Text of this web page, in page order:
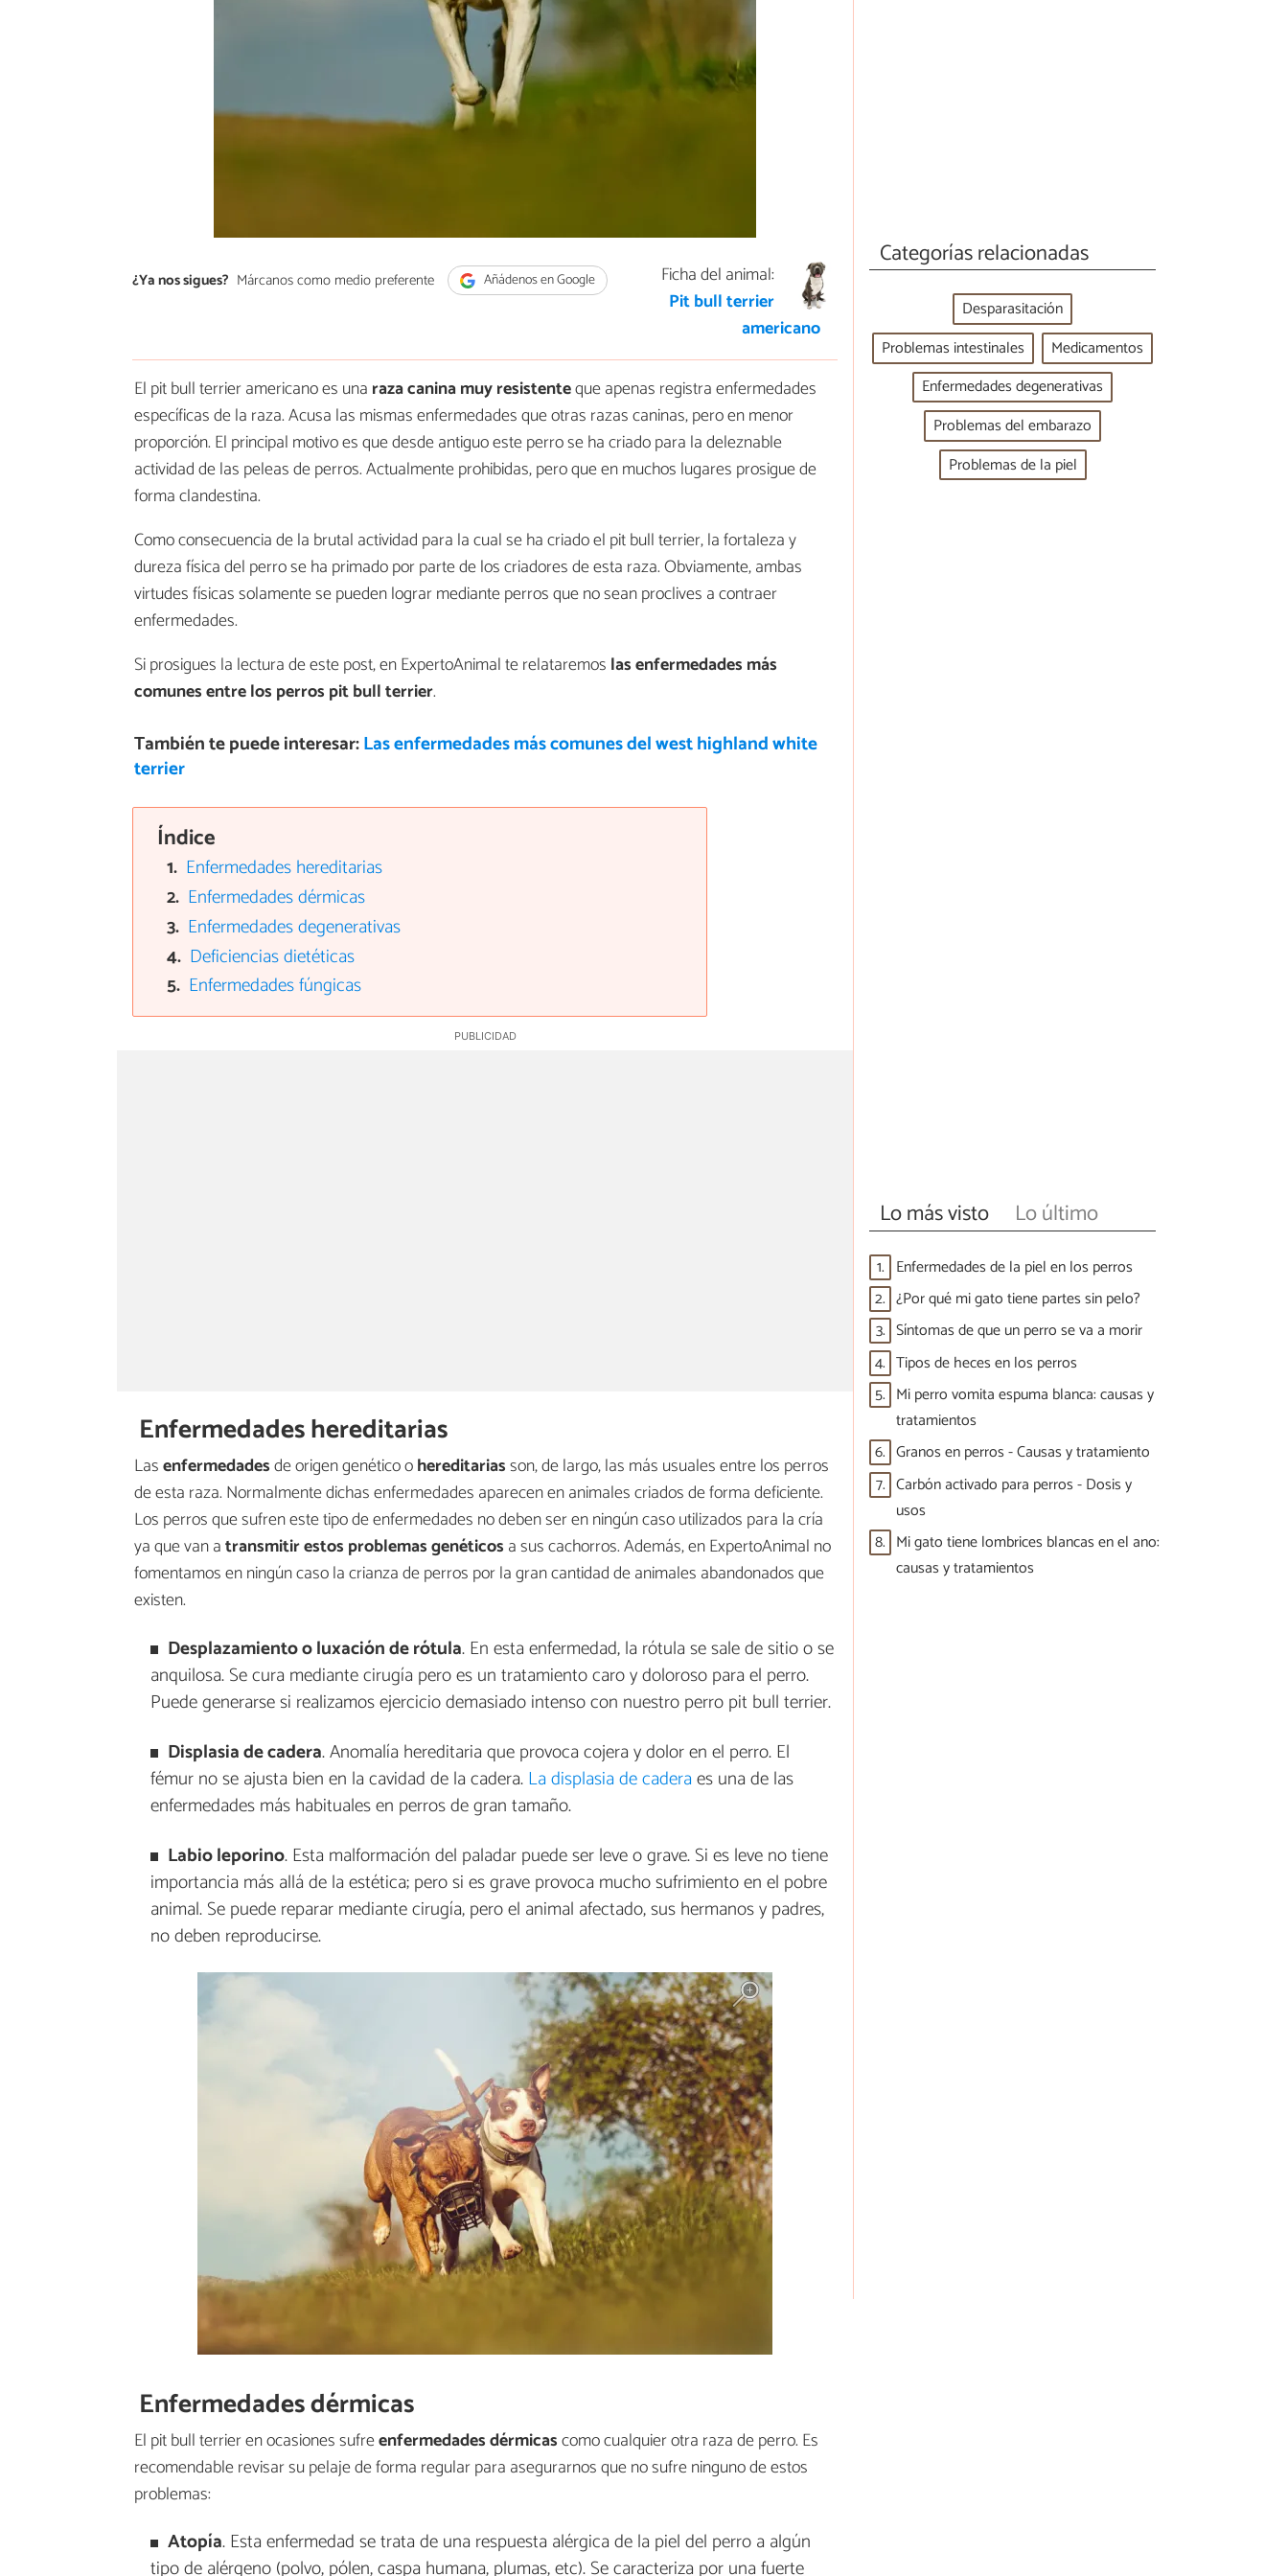
¿Ya nos sigues? Márcanos como medio preferente Añádenos en Google
Ficha del animal:
Pit bull terrier
americano
El pit bull terrier americano es una raza canina muy resistenteque apenas registra enfermedades
específicas de la raza. Acusa las mismas enfermedades que otras razas caninas, pero en menor
proporción. El principal motivo es que desde antiguo este perro se ha criado para la deleznable
actividad de las peleas de perros. Actualmente prohibidas, pero que en muchos lugares prosigue de
forma clandestina.
Como consecuencia de la brutal actividad para la cual se ha criado el pit bull terrier, la fortaleza y
dureza física del perro se ha primado por parte de los criadores de esta raza. Obviamente, ambas
virtudes físicas solamente se pueden lograr mediante perros que no sean proclives a contraer
enfermedades.
Si prosigues la lectura de este post, en ExpertoAnimal te relataremos las enfermedades más
comunes entre los perros pit bull terrier.
También te puede interesar:Las enfermedades más comunes del west highland white
terrier
Índice
Enfermedades hereditarias
Enfermedades dérmicas
Enfermedades degenerativas
Deficiencias dietéticas
Enfermedades fúngicas
Enfermedades hereditarias
Lasenfermedadesde origen genético ohereditariasson, de largo, las más usuales entre los perros
de esta raza. Normalmente dichas enfermedades aparecen en animales criados de forma deficiente.
Los perros que sufren este tipo de enfermedades no deben ser en ningún caso utilizados para la cría
ya que van atransmitir estos problemas genéticos a sus cachorros. Además, en ExpertoAnimal no
fomentamos en ningún caso la crianza de perros por la gran cantidad de animales abandonados que
existen.
Desplazamiento o luxación de rótula. En esta enfermedad, la rótula se sale de sitio o se
anquilosa. Se cura mediante cirugía pero es un tratamiento caro y doloroso para el perro.
Puede generarse si realizamos ejercicio demasiado intenso con nuestro perro pit bull terrier.
Displasia de cadera. Anomalía hereditaria que provoca cojera y dolor en el perro. El
fémur no se ajusta bien en la cavidad de la cadera.La displasia de caderaes una de las
enfermedades más habituales en perros de gran tamaño.
Labio leporino. Esta malformación del paladar puede ser leve o grave. Si es leve no tiene
importancia más allá de la estética; pero si es grave provoca mucho sufrimiento en el pobre
animal. Se puede reparar mediante cirugía, pero el animal afectado, sus hermanos y padres,
no deben reproducirse.
Enfermedades dérmicas
El pit bull terrier en ocasiones sufreenfermedades dérmicascomo cualquier otra raza de perro. Es
recomendable revisar su pelaje de forma regular para asegurarnos que no sufre ninguno de estos
problemas:
Atopía. Esta enfermedad se trata de una respuesta alérgica de la piel del perro a algún
tipo de alérgeno (polvo, pólen, caspa humana, plumas, etc). Se caracteriza por una fuerte
Categorías relacionadas
Desparasitación
Problemas intestinales
Medicamentos
Enfermedades degenerativas
Problemas del embarazo
Problemas de la piel
Lo más visto Lo último
1. Enfermedades de la piel en los perros
2. ¿Por qué mi gato tiene partes sin pelo?
3. Síntomas de que un perro se va a morir
4. Tipos de heces en los perros
5. Mi perro vomita espuma blanca: causas y
tratamientos
6. Granos en perros - Causas y tratamiento
7. Carbón activado para perros - Dosis y
usos
8. Mi gato tiene lombrices blancas en el ano:
causas y tratamientos